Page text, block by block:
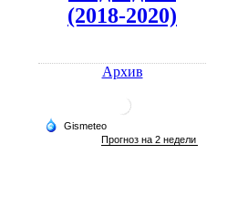
(2018-2020)
Архив